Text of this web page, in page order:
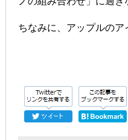
ちなみに、アップルのア